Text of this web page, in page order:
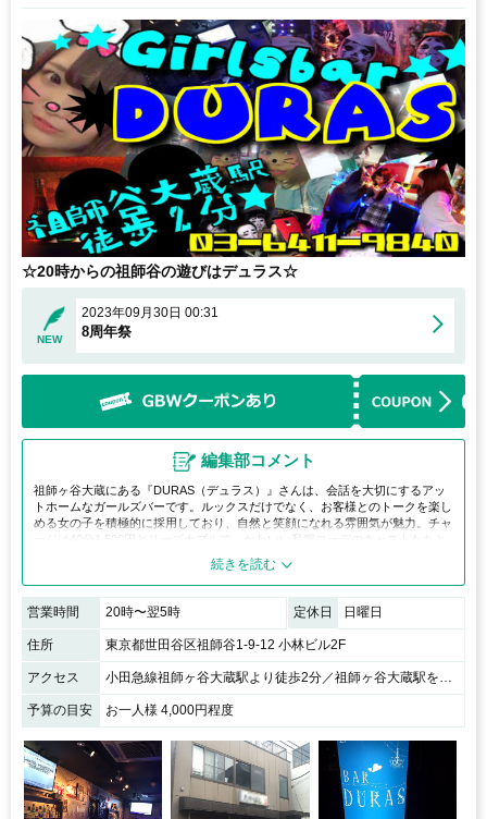
☆20時からの祖師谷の遊びはデュラス☆
NEW
2023年09月30日 00:31
8周年祭
編集部コメント
祖師ヶ谷大蔵にある『DURAS（デュラス）』さんは、会話を大切にするアッ
トホームなガールズバーです。ルックスだけでなく、お客様とのトークを楽し
める女の子を積極的に採用しており、自然と笑顔になれる雰囲気が魅力。チャ
ージは40分1,500円とリーズナブルで、かわいい私服コーデのキャストたちと
時間を忘れるようなひとときを過ごせます。楽しく飲みたい方にぴったりのお
営業時間 20時〜翌5時 定休日 日曜日
住所 東京都世田谷区祖師谷1-9-12 小林ビル2F
アクセス 小田急線祖師ヶ谷大蔵駅より徒歩2分／祖師ヶ谷大蔵駅を出て右方向へ、祖師谷商店街のセブンイレブンを右に曲がるとすぐお店があります。
予算の目安 お一人様 4,000円程度